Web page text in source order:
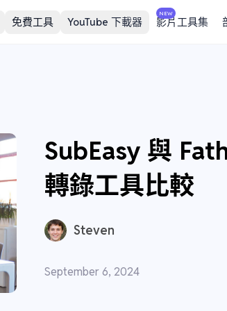
免費工具 YouTube 下載器
NEW
影片工具集
SubEasy 與
轉錄工具比較
Steven
September 6, 2024